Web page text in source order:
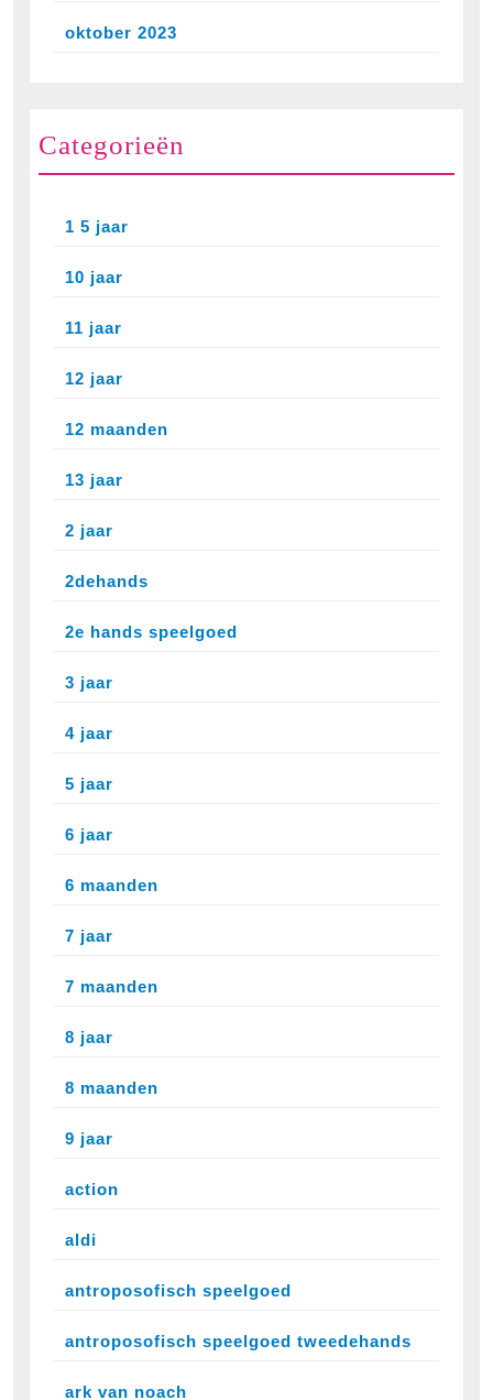
oktober 2023
Categorieën
1 5 jaar
10 jaar
11 jaar
12 jaar
12 maanden
13 jaar
2 jaar
2dehands
2e hands speelgoed
3 jaar
4 jaar
5 jaar
6 jaar
6 maanden
7 jaar
7 maanden
8 jaar
8 maanden
9 jaar
action
aldi
antroposofisch speelgoed
antroposofisch speelgoed tweedehands
ark van noach